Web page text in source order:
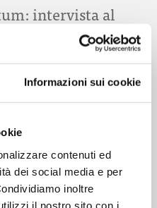
Informazioni sui cookie
contenuti ed
dei social media e per
inoltre
il nostro sito con i
intervista al